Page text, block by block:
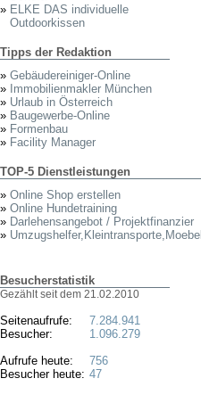
» ELKE DAS individuelle
Outdoorkissen
Tipps der Redaktion
» Gebäudereiniger-Online
» Immobilienmakler München
» Urlaub in Österreich
» Baugewerbe-Online
» Formenbau
» Facility Manager
TOP-5 Dienstleistungen
» Online Shop erstellen
» Online Hundetraining
» Darlehensangebot / Projektfinanzier
» Umzugshelfer,Kleintransporte,Moebel
Besucherstatistik
Gezählt seit dem 21.02.2010
Seitenaufrufe:
Besucher:
Aufrufe heute:
Besucher heute:
7.284.941
1.096.279
756
47